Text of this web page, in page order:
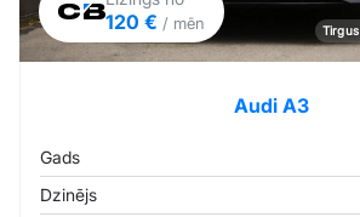
120 € / mēn
Audi A3
Gads
Dzinējs